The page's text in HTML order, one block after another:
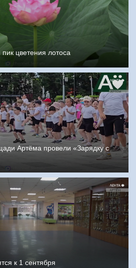
цветения лотоса
Артёма провели «Зарядку с
к 1 сентября